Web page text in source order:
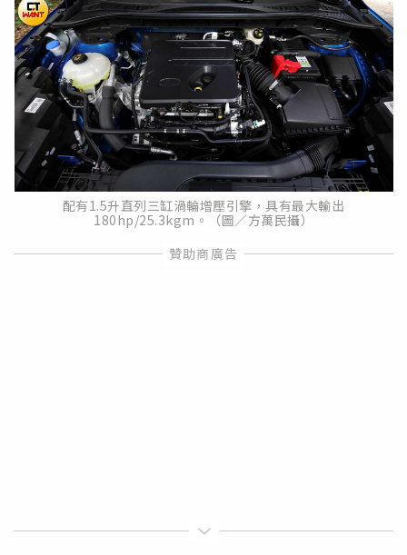
配有1.5升直列三缸渦輪增壓引擎，具有最大輸出
180hp/25.3kgm。（圖／方萬民攝）